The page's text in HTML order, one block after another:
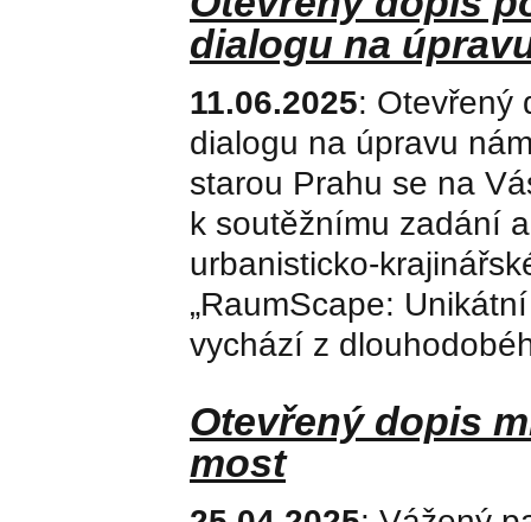
dialogu na
11.06.2025: Otevřený
dialogu na úpravu
starou Prahu se na
k soutěžnímu zadání
urbanisticko-
„RaumScape:
vychází z
Otevřený dopis
most